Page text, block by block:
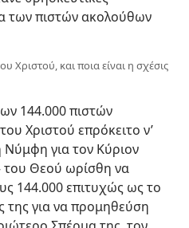
των πιστών ακολούθων
Χριστού, και ποια είναι η σχέσις
144.000 πιστών
Χριστού επρόκειτο ν’
για τον Κύριον
του Θεού ωρίσθη να
144.000 επιτυχώς ως το
της για να προμηθεύση